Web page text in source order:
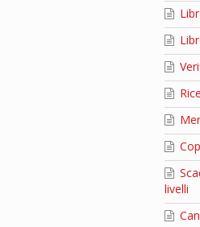
livelli